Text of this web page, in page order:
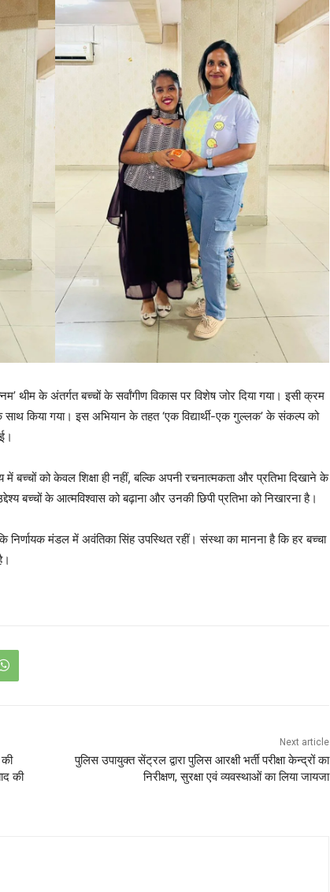
थीम के अंतर्गत बच्चों के सर्वांगीण विकास पर विशेष जोर दिया गया। इसी क्रम
किया गया। इस अभियान के तहत ‘एक विद्यार्थी-एक गुल्लक’ के संकल्प को
बच्चों को केवल शिक्षा ही नहीं, बल्कि अपनी रचनात्मकता और प्रतिभा दिखाने के
बच्चों के आत्मविश्वास को बढ़ाना और उनकी छिपी प्रतिभा को निखारना है।
निर्णायक मंडल में अवंतिका सिंह उपस्थित रहीं। संस्था का मानना है कि हर बच्चा
की
Next article
पुलिस उपायुक्त सेंट्रल द्वारा पुलिस आरक्षी भर्ती परीक्षा केन्द्रों का
निरीक्षण, सुरक्षा एवं व्यवस्थाओं का लिया जायजा